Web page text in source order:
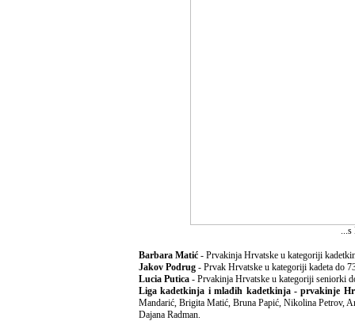
...s
Barbara Matić - Prvakinja Hrvatske u kategoriji
Jakov Podrug - Prvak Hrvatske u kategoriji kadeta do
Lucia Putica - Prvakinja Hrvatske u kategoriji seniorki
Liga kadetkinja i mlađih kadetkinja - prvakinje
Mandarić, Brigita Matić, Bruna Papić, Nikolina Petrov,
Dajana Radman.